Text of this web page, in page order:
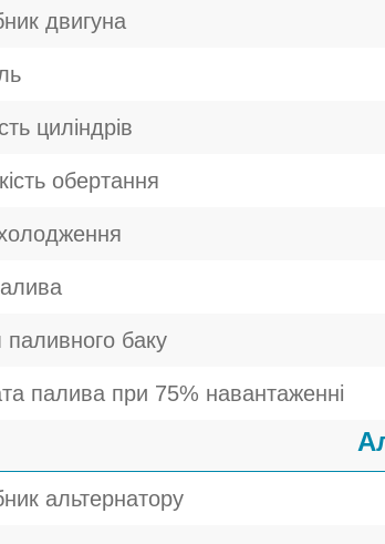
двигуна
циліндрів
обертання
баку
палива при 75% навантаженні
альтернатору